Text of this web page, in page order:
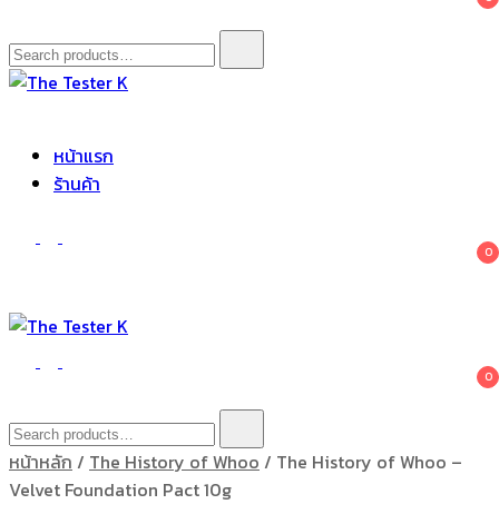
Search
for:
หน้าแรก
ร้านค้า
0
The Tester K
Korean cosmetics 0
Search
for:
หน้าหลัก / The History of Whoo / The History of Whoo –
Velvet Foundation Pact 10g